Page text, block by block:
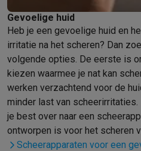
Haarverzorging
Haardrogers
MondhygiëneElektrische
ScherenElektrische
LichaamsontharingIPL ontharing
BeautyGelaatsverzorging LED
Voetmassage
Gezondheid
Voor de baby
Babyfoons
TV, audio & foto
TV & beamersTVTV's met
Gevoelige huid
Heb je een gevoelige huid en
irritatie na het scheren? Dan
volgende opties. De eerste is
kiezen waarmee je nat kan
werken verzachtend voor de
minder last van
je best over naar een
ontworpen is voor het scheren
Scheerapparaten voor een